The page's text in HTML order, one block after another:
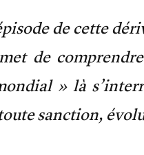
de cette
de
» là
sanction,